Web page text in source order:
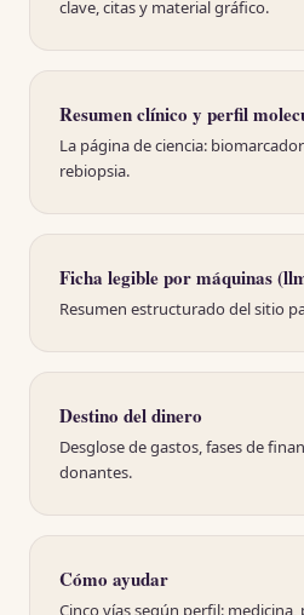
clave, citas y material gráfico.
Resumen clínico y perfil
La página de ciencia:
rebiopsia.
Ficha legible por máquinas
Resumen estructurado del sitio
Destino del dinero
Desglose de gastos, fases de
donantes.
Cómo ayudar
Cinco vías según perfil: medicina,